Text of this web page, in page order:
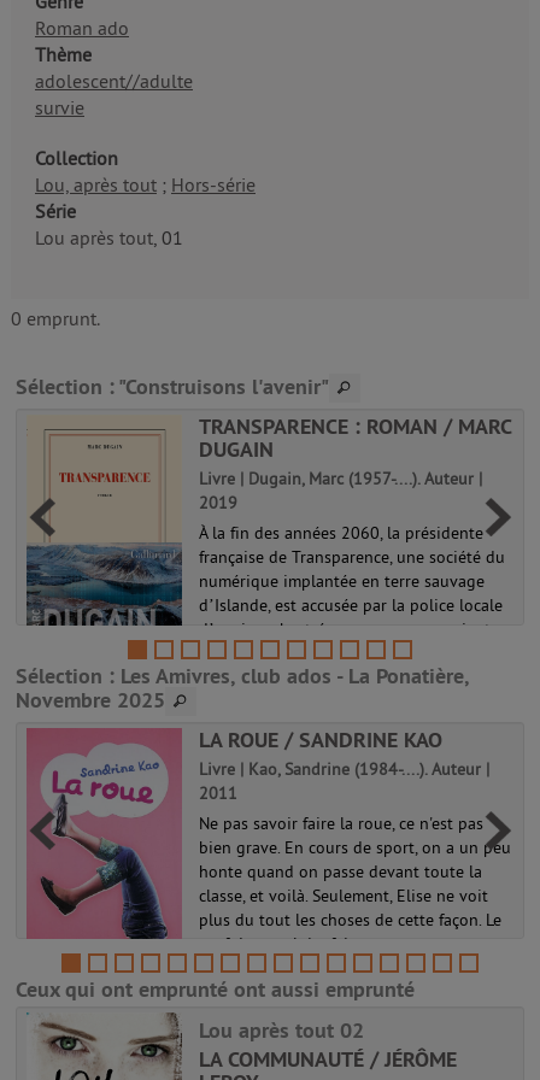
Roman ado
Thème
adolescent//adulte
survie
Collection
Lou, après tout ; Hors-série
Série
Lou après tout, 01
0 emprunt.
Sélection : "Construisons l'avenir"
TRANSPARENCE : ROMAN / MARC
DUGAIN
Livre | Dugain, Marc (1957-....). Auteur |
2019
À la fin des années 2060, la présidente
française de Transparence, une société du
numérique implantée en terre sauvage
d’Islande, est accusée par la police locale
d’avoir orchestré son propre assassinat.
Or au même moment, son ent...
Sélection : Les Amivres, club ados - La Ponatière,
Novembre 2025
LA ROUE / SANDRINE KAO
Livre | Kao, Sandrine (1984-....). Auteur |
2011
Ne pas savoir faire la roue, ce n'est pas
bien grave. En cours de sport, on a un peu
honte quand on passe devant toute la
classe, et voilà. Seulement, Elise ne voit
plus du tout les choses de cette façon. Le
prof de gym lui a fait...
Ceux qui ont emprunté ont aussi emprunté
Lou après tout 02
LA COMMUNAUTÉ / JÉRÔME